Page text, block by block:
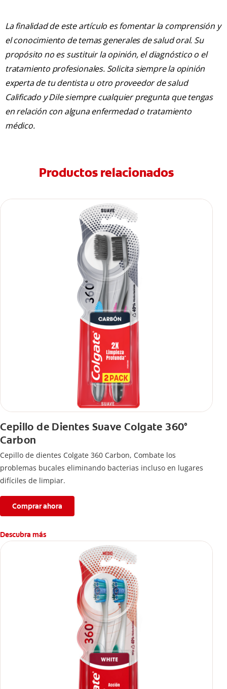
La finalidad de este artículo es fomentar la comprensión y
el conocimiento de temas generales de salud oral. Su
propósito no es sustituir la opinión, el diagnóstico o el
tratamiento profesionales. Solicita siempre la opinión
experta de tu dentista u otro proveedor de salud
Calificado y Dile siempre cualquier pregunta que tengas
en relación con alguna enfermedad o tratamiento
médico.
Productos relacionados
Cepillo de Dientes Suave Colgate 360°
Carbon
Cepillo de dientes Colgate 360 ​​Carbon, Combate los
problemas bucales eliminando bacterias incluso en lugares
difíciles de limpiar.
Comprar ahora
Descubra más